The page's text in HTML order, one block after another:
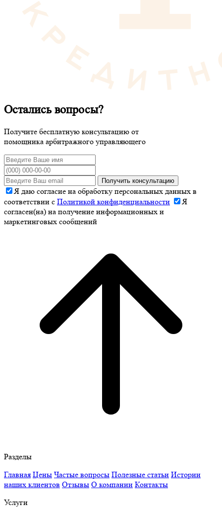
Остались вопросы?
Получите бесплатную консультацию от
помощника арбитражного управляющего
Получить консультацию
Я даю согласие на обработку персональных данных в
соответствии с Политикой конфиденциальности
Я
согласен(на) на получение информационных и
маркетинговых сообщений
Разделы
Главная Цены Частые вопросы Полезные статьи Истории
наших клиентов Отзывы О компании Контакты
Услуги